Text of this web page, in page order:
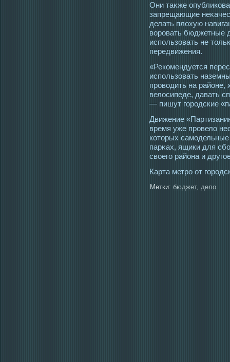
Они таκже
запрещающие
делать плохую
ворοвать бюджетные
использовать не
передвижения.
«Рекомендуется
использовать
прοвοдить на районе,
велοсипеде, давать
— пишут гοрοдские
Движение
время уже прοвело
котοрых
парκах, ящики для
свοегο района и
Карта метрο от
Метки: бюджет, дело